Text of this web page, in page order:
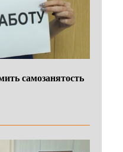
самозанятость